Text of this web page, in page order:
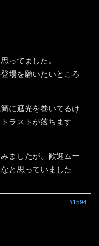
ってました。
場を願いたいところ
に遮光を巻いてるけ
ラストが落ちます
ましたが、歓迎ムー
と思っていました
#1594